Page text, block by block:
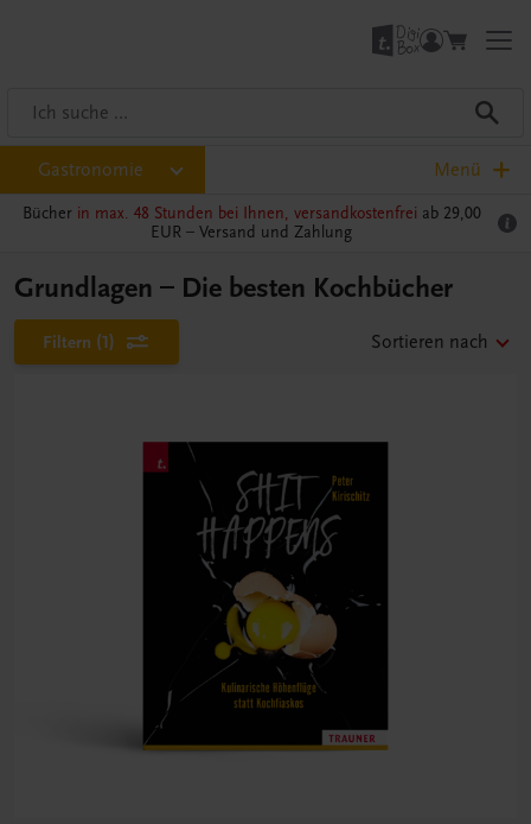
Gastronomie Menü
Bücher in max. 48 Stunden bei Ihnen, versandkostenfrei ab 29,00
EUR – Versand und Zahlung
Grundlagen – Die besten Kochbücher
Filtern (1) Sortieren nach